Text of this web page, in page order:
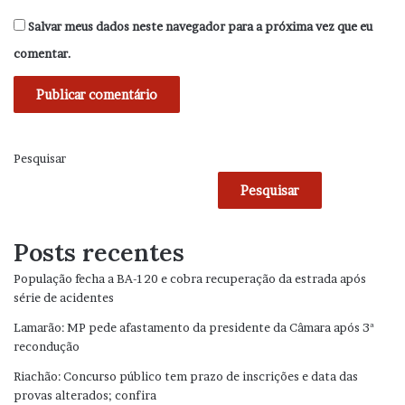
Salvar meus dados neste navegador para a próxima vez que eu
comentar.
Pesquisar
Pesquisar
Posts recentes
População fecha a BA-120 e cobra recuperação da estrada após
série de acidentes
Lamarão: MP pede afastamento da presidente da Câmara após 3ª
recondução
Riachão: Concurso público tem prazo de inscrições e data das
provas alterados; confira